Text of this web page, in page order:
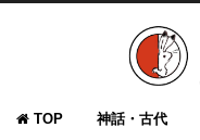
TOP 神話・古代